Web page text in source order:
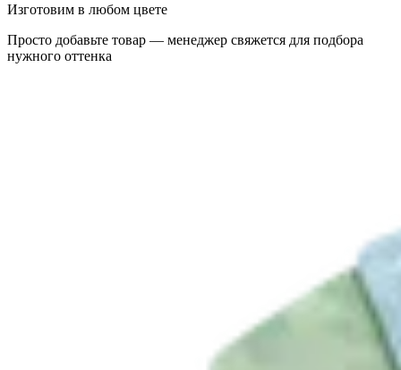
Изготовим в любом цвете
Просто добавьте товар — менеджер свяжется для подбора
нужного оттенка